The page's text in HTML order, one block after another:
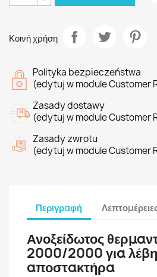
Κοινή χρήση
Polityka bezpieczeństwa
(edytuj w module Customer
Zasady dostawy
(edytuj w module Customer
Zasady zwrotu
(edytuj w module Customer
Περιγραφή
Ανοξείδωτος
2000/2000 για
αποστακτήρα